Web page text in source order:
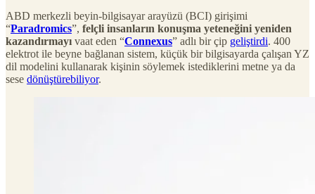
ABD merkezli beyin-bilgisayar arayüzü (BCI) girişimi
“Paradromics”, felçli insanların konuşma yeteneğini yeniden
kazandırmayı vaat eden “Connexus” adlı bir çip geliştirdi. 400
elektrot ile beyne bağlanan sistem, küçük bir bilgisayarda çalışan YZ
dil modelini kullanarak kişinin söylemek istediklerini metne ya da
sese dönüştürebiliyor.